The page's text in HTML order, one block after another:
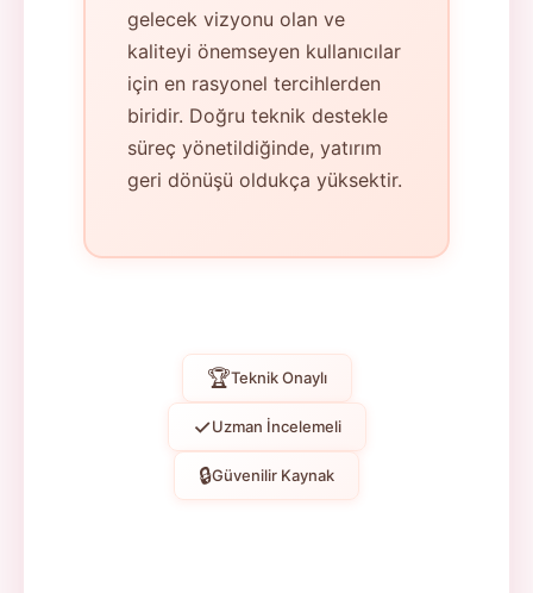
gelecek vizyonu olan ve
kaliteyi önemseyen kullanıcılar
için en rasyonel tercihlerden
biridir. Doğru teknik destekle
süreç yönetildiğinde, yatırım
geri dönüşü oldukça yüksektir.
🏆Teknik Onaylı
✓Uzman İncelemeli
🔒Güvenilir Kaynak